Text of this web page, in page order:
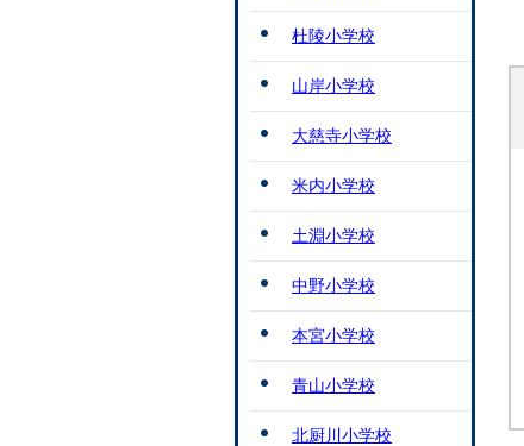
杜陵小学校
山岸小学校
大慈寺小学校
米内小学校
土淵小学校
中野小学校
本宮小学校
青山小学校
北厨川小学校